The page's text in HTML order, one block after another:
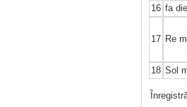
16 fa
17 Re
18 Sol